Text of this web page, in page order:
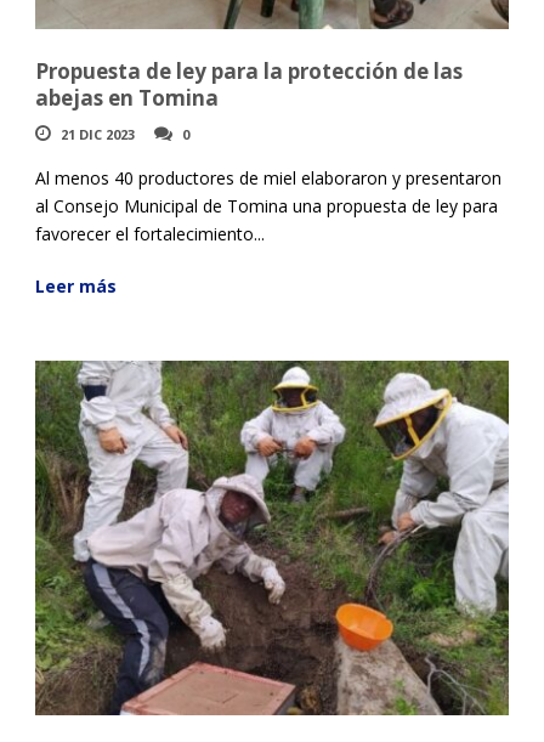
Propuesta de ley para la protección de las
abejas en Tomina
21 DIC 2023 0
Al menos 40 productores de miel elaboraron y presentaron
al Consejo Municipal de Tomina una propuesta de ley para
favorecer el fortalecimiento...
Leer más